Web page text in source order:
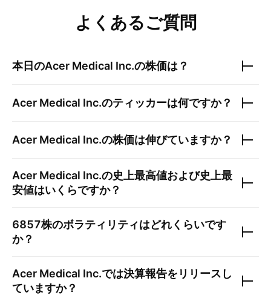
よくあるご質問
本日のAcer Medical Inc.の株価は？
Acer Medical Inc.のティッカーは何ですか？
Acer Medical Inc.の株価は伸びていますか？
Acer Medical Inc.の史上最高値および史上最
安値はいくらですか？
6857株のボラティリティはどれくらいです
か？
Acer Medical Inc.では決算報告をリリースし
ていますか？